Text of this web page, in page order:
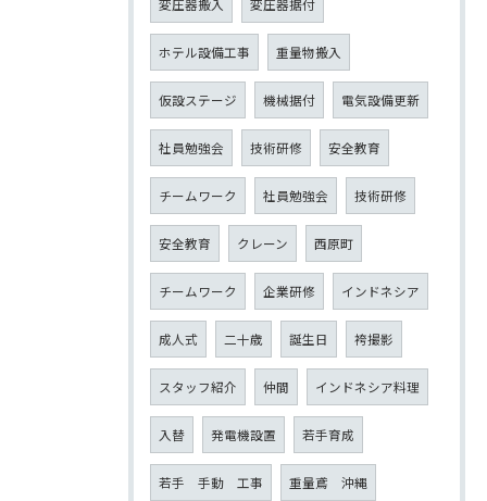
変圧器搬入 変圧器据付
ホテル設備工事 重量物搬入
仮設ステージ 機械据付 電気設備更新
社員勉強会 技術研修 安全教育
チームワーク 社員勉強会 技術研修
安全教育 クレーン 西原町
チームワーク 企業研修 インドネシア
成人式 二十歳 誕生日 袴撮影
スタッフ紹介 仲間 インドネシア料理
入替 発電機設置 若手育成
若手 手動 工事 重量鳶 沖縄